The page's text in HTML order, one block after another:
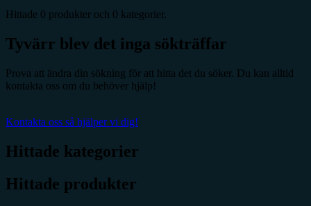
Hittade 0 produkter och 0 kategorier.
Tyvärr blev det inga sökträffar
Prova att ändra din sökning för att hitta det du söker. Du kan alltid
kontakta oss om du behöver hjälp!
Kontakta oss så hjälper vi dig!
Hittade kategorier
Hittade produkter